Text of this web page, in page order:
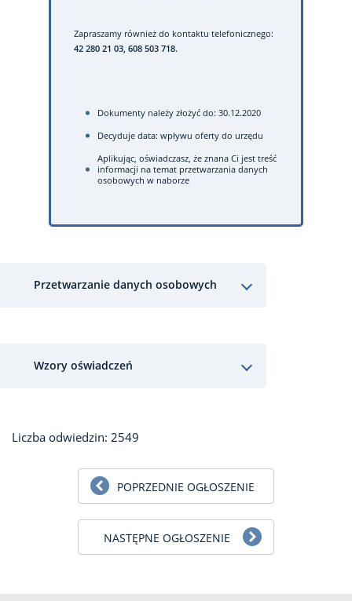
Zapraszamy również do kontaktu telefonicznego:
42 280 21 03, 608 503 718.
Dokumenty należy złożyć do: 30.12.2020
Decyduje data: wpływu oferty do urzędu
Aplikując, oświadczasz, że znana Ci jest treść
informacji na temat przetwarzania danych
osobowych w naborze
Przetwarzanie danych osobowych
Wzory oświadczeń
Liczba odwiedzin: 2549
POPRZEDNIE OGŁOSZENIE
NASTĘPNE OGŁOSZENIE